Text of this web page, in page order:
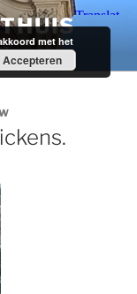
met het
Accepteren